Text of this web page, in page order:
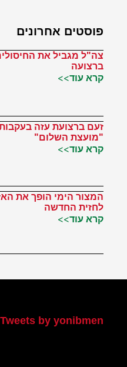
פוסטים אחרונים
צה"ל מגביל את
ברצועה
קרא עוד>>
זעם ברצועת עזה
"מועצת השלום"
קרא עוד>>
המצור הימי הופך את
לחזית החדשה
קרא עוד>>
Tweets by yonibmen